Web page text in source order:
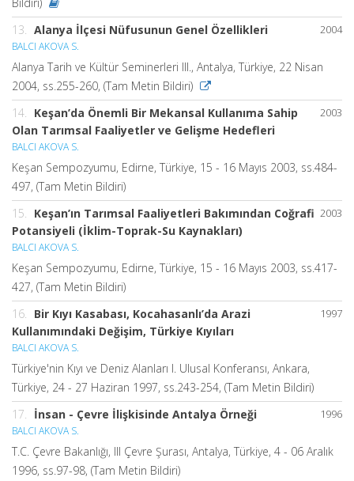
2004
13. Alanya İlçesi Nüfusunun Genel Özellikleri
BALCI AKOVA S.
Alanya Tarih ve Kültür Seminerleri III., Antalya, Türkiye, 22 Nisan
2004, ss.255-260, (Tam Metin Bildiri)
2003
14. Keşan’da Önemli Bir Mekansal Kullanıma Sahip
Olan Tarımsal Faaliyetler ve Gelişme Hedefleri
BALCI AKOVA S.
Keşan Sempozyumu, Edirne, Türkiye, 15 - 16 Mayıs 2003, ss.484-
497, (Tam Metin Bildiri)
2003
15. Keşan’ın Tarımsal Faaliyetleri Bakımından Coğrafi
Potansiyeli (İklim-Toprak-Su Kaynakları)
BALCI AKOVA S.
Keşan Sempozyumu, Edirne, Türkiye, 15 - 16 Mayıs 2003, ss.417-
427, (Tam Metin Bildiri)
1997
16. Bir Kıyı Kasabası, Kocahasanlı’da Arazi
Kullanımındaki Değişim, Türkiye Kıyıları
BALCI AKOVA S.
Türkiye'nin Kıyı ve Deniz Alanları I. Ulusal Konferansı, Ankara,
Türkiye, 24 - 27 Haziran 1997, ss.243-254, (Tam Metin Bildiri)
1996
17. İnsan - Çevre İlişkisinde Antalya Örneği
BALCI AKOVA S.
T.C. Çevre Bakanlığı, III Çevre Şurası, Antalya, Türkiye, 4 - 06 Aralık
1996, ss.97-98, (Tam Metin Bildiri)